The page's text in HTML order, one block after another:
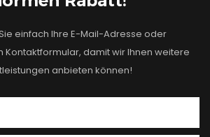
einfach Ihre E-Mail-Adresse oder
Kontaktformular, damit wir Ihnen weitere
anbieten können!